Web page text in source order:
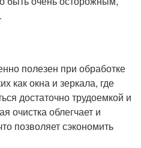
полезен при обработке
как окна и зеркала, где
достаточно трудоемкой и
очистка облегчает и
позволяет сэкономить